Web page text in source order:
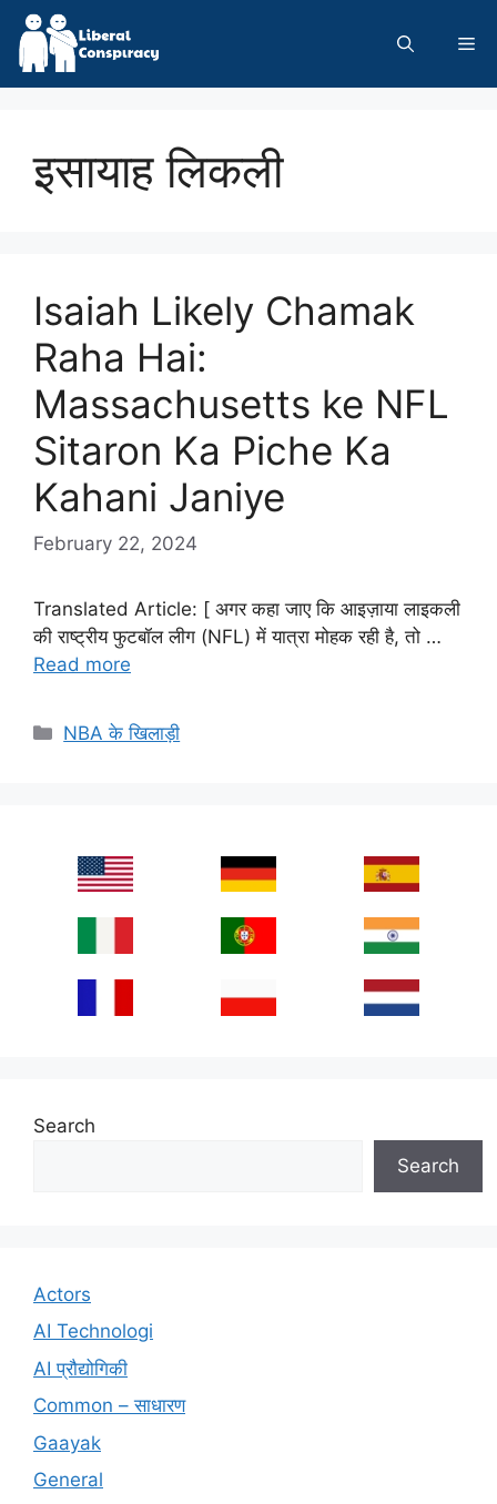
Skip
content
इसायाह लिकली
Isaiah Likely Chamak
Raha Hai:
Massachusetts ke NFL
Sitaron Ka Piche Ka
Kahani Janiye
February 22, 2024
Translated Article: [ अगर कहा जाए कि आइज़ाया लाइकली
की राष्ट्रीय फुटबॉल लीग (NFL) में यात्रा मोहक रही है, तो …
Read more
Categories
NBA के खिलाड़ी
Search
Search
Actors
AI Technologi
AI प्रौद्योगिकी
Common – साधारण
Gaayak
General